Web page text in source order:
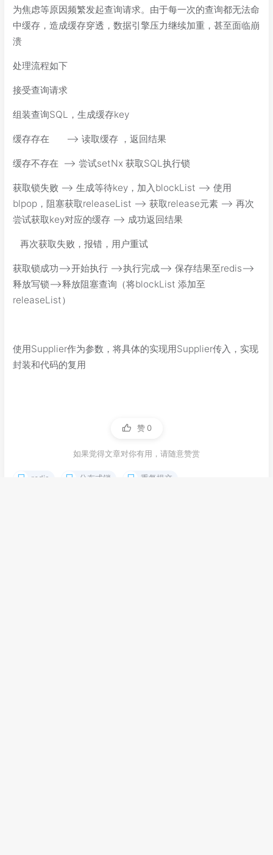
为焦虑等原因频繁发起查询请求。由于每一次的查询都无法命
中缓存，造成缓存穿透，数据引擎压力继续加重，甚至面临崩
溃
处理流程如下
接受查询请求
组装查询SQL，生成缓存key
缓存存在 —> 读取缓存 ，返回结果
缓存不存在 —> 尝试setNx 获取SQL执行锁
获取锁失败 —> 生成等待key，加入blockList —> 使用
blpop，阻塞获取releaseList —> 获取release元素 —> 再次
尝试获取key对应的缓存 —> 成功返回结果
再次获取失败，报错，用户重试
获取锁成功—>开始执行 —>执行完成—> 保存结果至redis—>
释放写锁—>释放阻塞查询（将blockList 添加至
releaseList）
使用Supplier作为参数，将具体的实现用Supplier传入，实现
封装和代码的复用
赞 0
如果觉得文章对你有用，请随意赞赏
redis 分布式锁 重复提交